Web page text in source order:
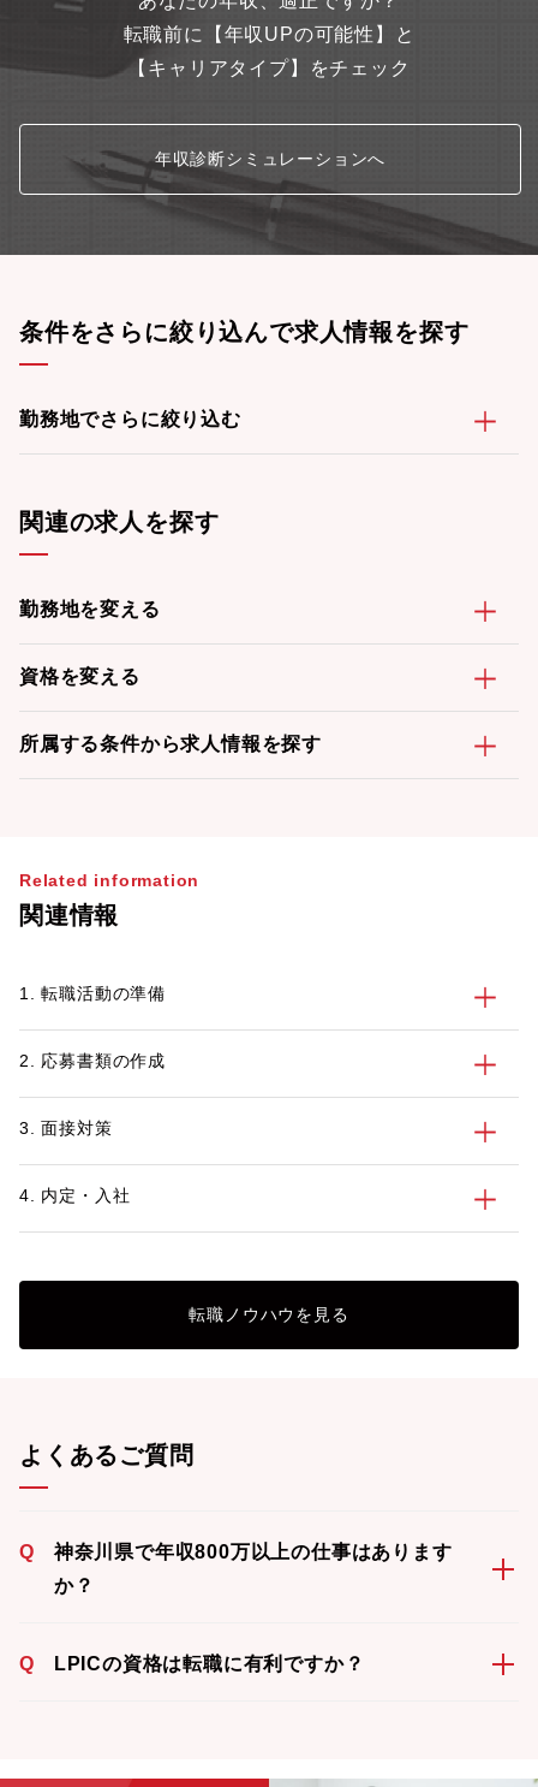
転職前に【年収UPの可能性】と
【キャリアタイプ】をチェック
年収診断シミュレーションへ
条件をさらに絞り込んで求人情報を探す
勤務地でさらに絞り込む
関連の求人を探す
勤務地を変える
資格を変える
所属する条件から求人情報を探す
Related information
関連情報
1. 転職活動の準備
2. 応募書類の作成
3. 面接対策
4. 内定・入社
転職ノウハウを見る
よくあるご質問
Q
神奈川県で年収800万以上の仕事はあります
か？
Q LPICの資格は転職に有利ですか？